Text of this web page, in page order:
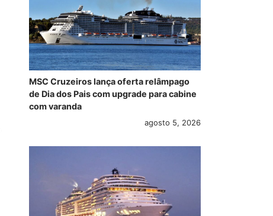
MSC Cruzeiros lança oferta relâmpago
de Dia dos Pais com upgrade para cabine
com varanda
agosto 5, 2026